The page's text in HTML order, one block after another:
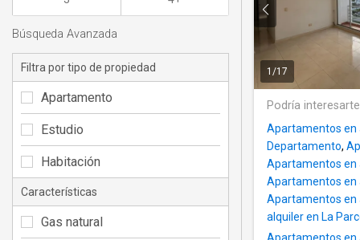
1 /17
Podría
Apartamentos en
Departamento,
Apartamentos en
Apartamentos en
Apartamentos en
alquiler en La
Búsqueda Avanzada
Filtra por tipo de propiedad
Apartamento
Estudio
Habitación
Características
Gas natural